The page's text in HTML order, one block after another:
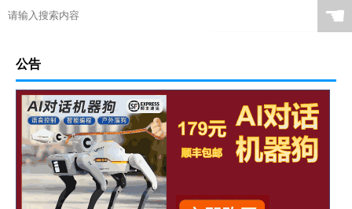
☚
公告